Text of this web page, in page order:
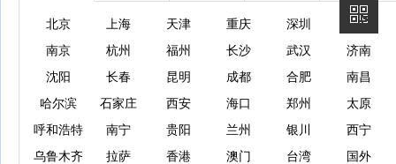
北京 上海 天津 重庆 深圳
广州
南京
杭州 福州 长沙 武汉
济南
沈阳
长春 昆明 成都 合肥
南昌
哈尔滨
石家庄 西安 海口 郑州
太原
呼和浩特
南宁 贵阳 兰州 银川
西宁
乌鲁木齐
拉萨 香港 澳门 台湾 国外